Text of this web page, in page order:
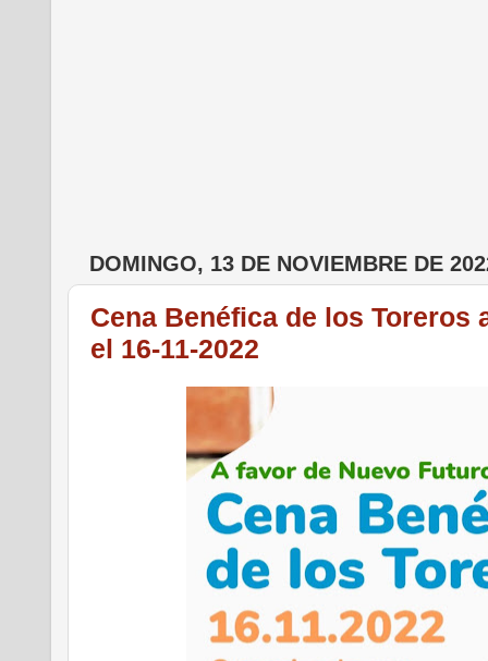
DOMINGO, 13 DE NOVIEMBRE DE
Cena Benéfica de los Toreros
el 16-11-2022